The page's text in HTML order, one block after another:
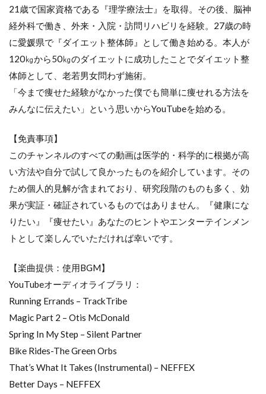
21歳で国家資格である『理学療法士』を取得。その後、脳神
経外科で働き、外来・入院・訪問リハビリを経験。27歳の時
に愛媛県で『ダイエット整体師』として働き始める。本人が
120㎏から50㎏のダイエットに成功したことでダイエット整
体師として、老若男女問わず施術。
「今まで痩せた経験がなかった僕でも簡単に痩せれる方法を
みんなに伝えたい」という思いからYouTubeを始める。
【免責事項】
このチャンネルのすべての動画は医学的・科学的に根拠が高
い方法や自分で試して良かったものを紹介しています。その
ため個人的見解が含まれており、研究段階のものも多く、効
果が実証・確証されているものではありません。『健康にな
りたい』『痩せたい』あなたのヒントやエンターテインメン
トとして楽しんでいただければ幸いです。
【楽曲提供：使用BGM】
YouTubeオーディオライブラリ：
Running Errands – TrackTribe
Magic Part 2 – Otis McDonald
Spring In My Step – Silent Partner
Bike Rides-The Green Orbs
That’s What It Takes (Instrumental) – NEFFEX
Better Days – NEFFEX